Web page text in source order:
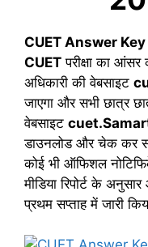
CUET Answer
CUET परीक्षा का
अधिकारी की वेबसाइट
जाएगा और सभी छात्र
वेबसाइट
डाउनलोड और चेक कर
कोई भी ऑफिशल
मीडिया रिपोर्ट के
प्रथम सप्ताह में जारी